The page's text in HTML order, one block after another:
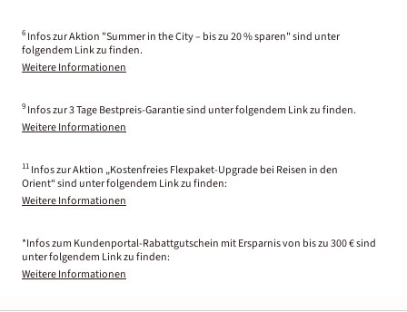
6 Infos zur Aktion "Summer in the City – bis zu 20 % sparen" sind unter
folgendem Link zu finden.
Weitere Informationen
9 Infos zur 3 Tage Bestpreis-Garantie sind unter folgendem Link zu finden.
Weitere Informationen
11 Infos zur Aktion „Kostenfreies Flexpaket-Upgrade bei Reisen in den
Orient“ sind unter folgendem Link zu finden:
Weitere Informationen
*Infos zum Kundenportal-Rabattgutschein mit Ersparnis von bis zu 300 € sind
unter folgendem Link zu finden:
Weitere Informationen